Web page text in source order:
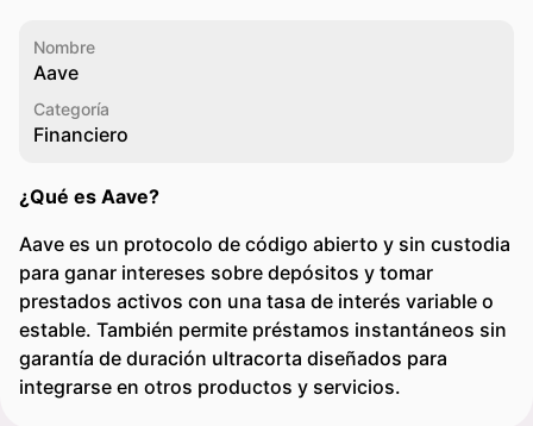
Nombre
Aave
Categoría
Financiero
¿Qué es Aave?
Aave es un protocolo de código abierto y sin custodia
para ganar intereses sobre depósitos y tomar
prestados activos con una tasa de interés variable o
estable. También permite préstamos instantáneos sin
garantía de duración ultracorta diseñados para
integrarse en otros productos y servicios.